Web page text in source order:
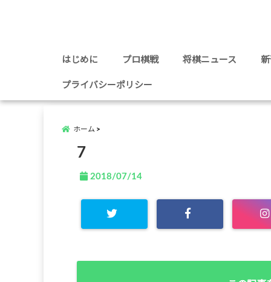
はじめに プロ棋戦 将棋ニュース
プライバシーポリシー
ホーム
7
2018/07/14